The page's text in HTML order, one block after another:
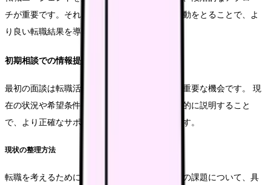
チが重要です。それぞれのステップで適切な行動をとることで、よ
り良い転職結果を導くことができます。
初期相談での情報提供
最初の面談は転職活動の方向性を決めることが重要な機会です。 現
在の状況や希望条件について、あくまでも具体的に説明すること
で、より正確なサポートを受けることができます。
現状の整理方法
転職を考えるために考えた理由や現在の職場での課題について、具